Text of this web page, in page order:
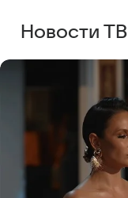
Новости ТВ